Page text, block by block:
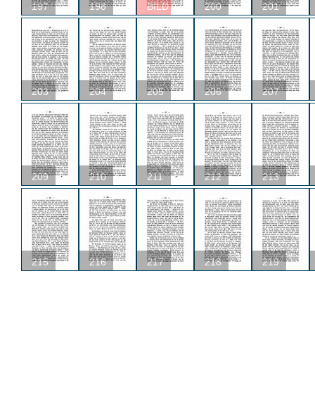
197 198 BILD 200 201
203 204 205 206 207
209 210 211 212 213
215 216 217 218 219